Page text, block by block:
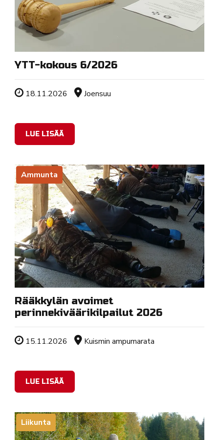
YTT-kokous 6/2026
Tapahtuman ajankohta
18.11.2026 Sijainti
Joensuu
LUE LISÄÄ
Ammunta
Rääkkylän avoimet
perinnekiväärikilpailut 2026
Tapahtuman ajankohta
15.11.2026 Sijainti
Kuismin ampumarata
LUE LISÄÄ
Liikunta